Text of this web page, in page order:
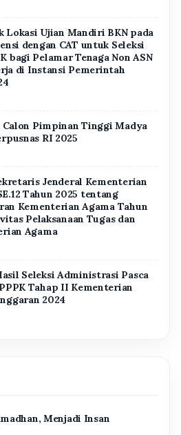
Lokasi Ujian Mandiri BKN pada
dengan CAT untuk Seleksi
bagi Pelamar Tenaga Non ASN
di Instansi Pemerintah
Calon Pimpinan Tinggi Madya
RI 2025
Jenderal Kementerian
Tahun 2025 tentang
Kementerian Agama Tahun
Pelaksanaan Tugas dan
Agama
Seleksi Administrasi Pasca
Tahap II Kementerian
2024
Menjadi Insan